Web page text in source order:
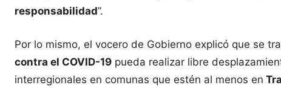
responsabilidad”.
Por lo mismo, el vocero de Gobierno explicó que se
contra el COVID-19 pueda realizar libre
interregionales en comunas que estén al menos en